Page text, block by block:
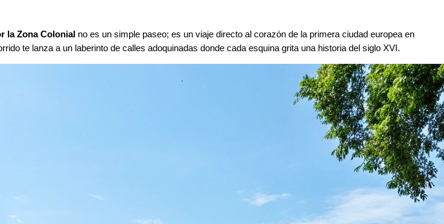
la Zona Colonial no es un simple paseo; es un viaje directo al corazón de la primera ciudad europea en
te lanza a un laberinto de calles adoquinadas donde cada esquina grita una historia del siglo XVI.